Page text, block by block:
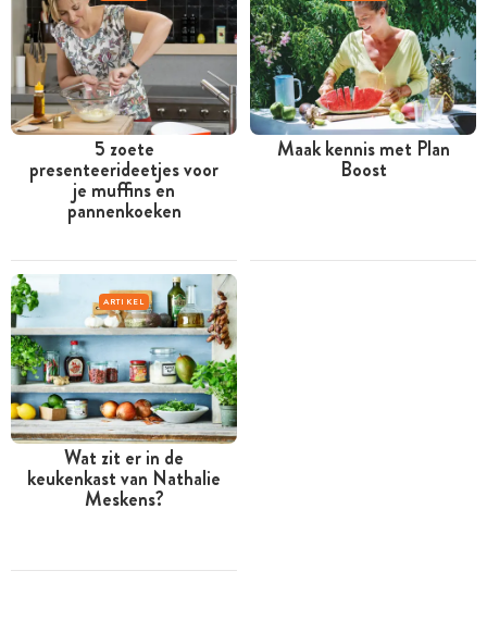
5 zoete
presenteerideetjes voor
je muffins en
pannenkoeken
Maak kennis met Plan
Boost
ARTIKEL
Wat zit er in de
keukenkast van Nathalie
Meskens?